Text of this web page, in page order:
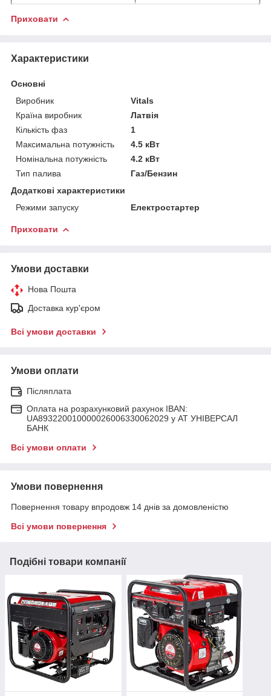
Приховати
Характеристики
Основні
Виробник
Vitals
Країна виробник
Латвія
Кількість фаз
1
Максимальна потужність
4.5 кВт
Номінальна потужність
4.2 кВт
Тип палива
Газ/Бензин
Додаткові характеристики
Режими запуску
Електростартер
Приховати
Умови доставки
Нова Пошта
Доставка кур'єром
Всі умови доставки
Умови оплати
Післяплата
Оплата на розрахунковий рахунок IBAN:
UA893220010000026006330062029 у АТ УНІВЕРСАЛ
БАНК
Всі умови оплати
Умови повернення
Повернення товару впродовж 14 днів за домовленістю
Всі умови повернення
Подібні товари компанії